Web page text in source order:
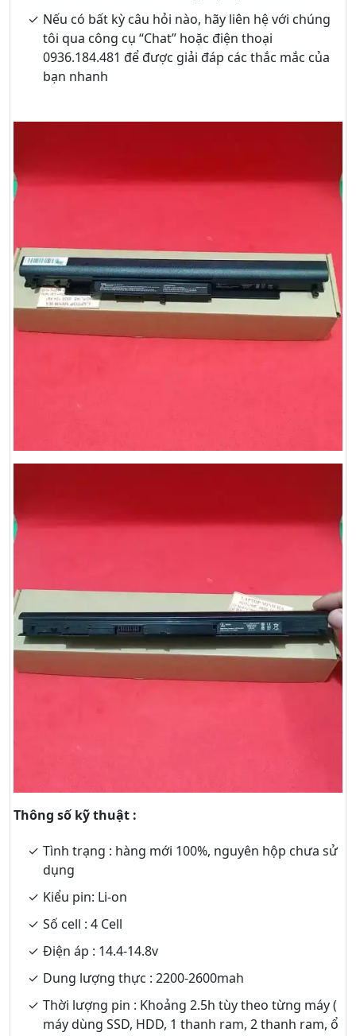
Nếu có bất kỳ câu hỏi nào, hãy liên hệ với chúng
tôi qua công cụ “Chat” hoặc điện thoại
0936.184.481 để được giải đáp các thắc mắc của
bạn nhanh
Thông số kỹ thuật :
Tình trạng : hàng mới 100%, nguyên hộp chưa sử
dụng
Kiểu pin: Li-on
Số cell : 4 Cell
Điện áp : 14.4-14.8v
Dung lượng thực : 2200-2600mah
Thời lượng pin : Khoảng 2.5h tùy theo từng máy (
máy dùng SSD, HDD, 1 thanh ram, 2 thanh ram, ổ